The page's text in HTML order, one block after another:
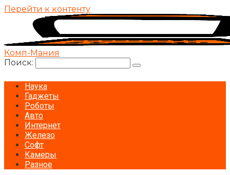
Перейти к контенту
Комп-Мания
Поиск:
Наука
Гаджеты
Роботы
Авто
Интернет
Железо
Софт
Камеры
Разное